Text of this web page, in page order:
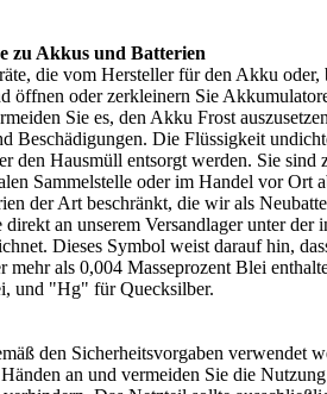
zu Akkus und Batterien
die vom Hersteller für den Akku
öffnen oder zerkleinern Sie
Sie es, den Akku Frost
Beschädigungen. Die Flüssigkeit
den Hausmüll entsorgt werden. Sie
Sammelstelle oder im Handel vor
der Art beschränkt, die wir als
an unserem Versandlager unter
Dieses Symbol weist darauf hin,
mehr als 0,004 Masseprozent Blei
und "Hg" für Quecksilber.
den Sicherheitsvorgaben verwendet
an und vermeiden Sie die